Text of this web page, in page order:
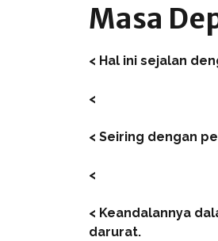
Masa
< Hal ini sejalan
<
< Seiring dengan
<
< Keandalannya
darurat.